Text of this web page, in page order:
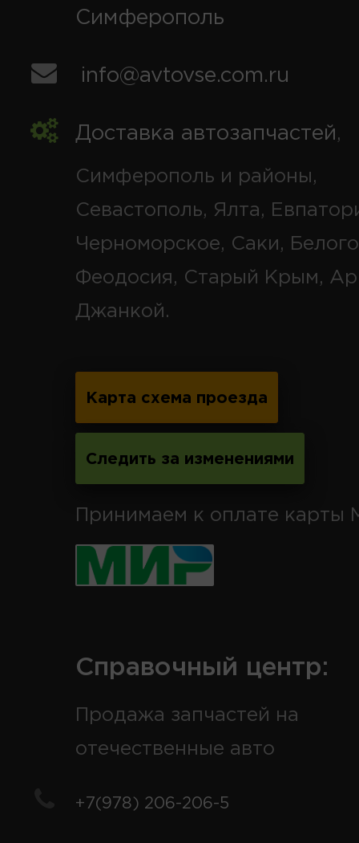
Симферополь
info@avtovse.com.ru
Доставка автозапчастей,
Симферополь и районы,
Севастополь, Ялта,
Черноморское, Саки,
Феодосия, Старый Крым,
Джанкой.
Карта схема проезда
Следить за изменениями
Принимаем к оплате карты
Справочный центр:
Продажа запчастей на
отечественные авто
+7(978) 206-206-5